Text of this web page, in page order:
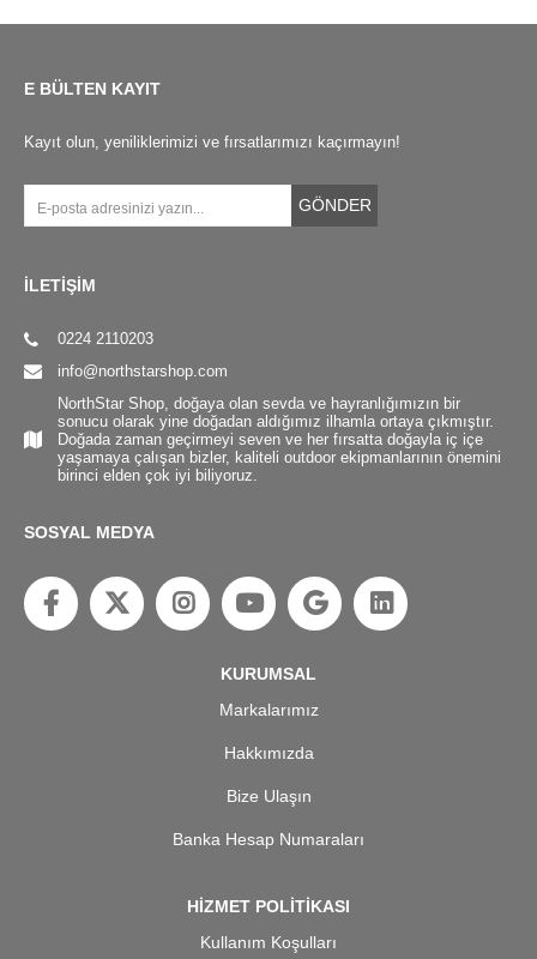
E BÜLTEN KAYIT
Kayıt olun, yeniliklerimizi ve fırsatlarımızı kaçırmayın!
GÖNDER
İLETİŞİM
0224 2110203
info@northstarshop.com
NorthStar Shop, doğaya olan sevda ve hayranlığımızın bir
sonucu olarak yine doğadan aldığımız ilhamla ortaya çıkmıştır.
Doğada zaman geçirmeyi seven ve her fırsatta doğayla iç içe
yaşamaya çalışan bizler, kaliteli outdoor ekipmanlarının önemini
birinci elden çok iyi biliyoruz.
SOSYAL MEDYA
KURUMSAL
Markalarımız
Hakkımızda
Bize Ulaşın
Banka Hesap Numaraları
HİZMET POLİTİKASI
Kullanım Koşulları